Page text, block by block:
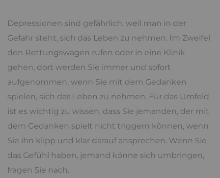
Depressionen sind gefährlich, weil man in der
Gefahr steht, sich das Leben zu nehmen. Im Zweifel
den Rettungswagen rufen oder in eine Klinik
gehen, dort werden Sie immer und sofort
aufgenommen, wenn Sie mit dem Gedanken
spielen, sich das Leben zu nehmen. Für das Umfeld
ist es wichtig zu wissen, dass Sie jemanden, der mit
dem Gedanken spielt nicht triggern können, wenn
Sie ihn klipp und klar darauf ansprechen. Wenn Sie
das Gefühl haben, jemand könne sich umbringen,
fragen Sie nach.